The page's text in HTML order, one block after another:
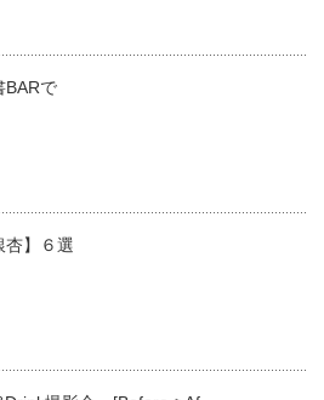
BARで
杏】６選